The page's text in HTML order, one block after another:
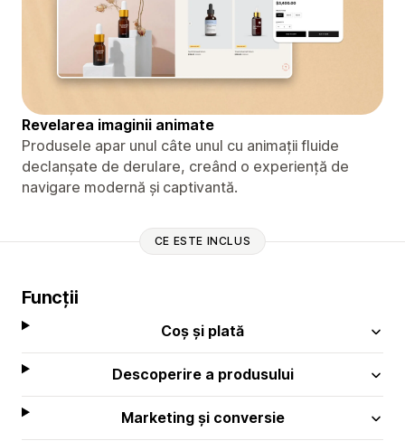
Revelarea imaginii animate
Produsele apar unul câte unul cu animații fluide
declanșate de derulare, creând o experiență de
navigare modernă și captivantă.
CE ESTE INCLUS
Funcții
Coș și plată
Descoperire a produsului
Marketing și conversie